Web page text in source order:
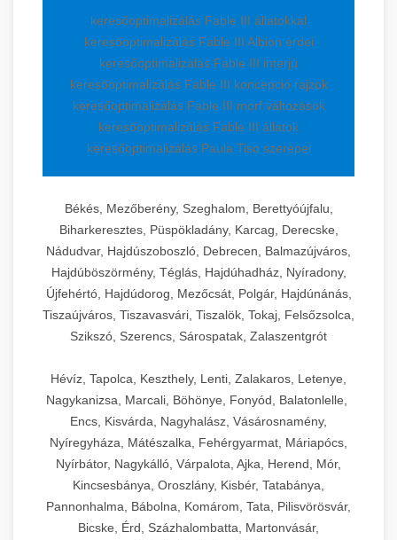
keresőoptimalizálás Fable III állatokkal
keresőoptimalizálás Fable III Albion erdei
keresőoptimalizálás Fable III interjú
keresőoptimalizálás Fable III koncepció rajzok
keresőoptimalizálás Fable III morf változások
keresőoptimalizálás Fable III állatok
keresőoptimalizálás Paula Tiso szerepei
Békés, Mezőberény, Szeghalom, Berettyóújfalu,
Biharkeresztes, Püspökladány, Karcag, Derecske,
Nádudvar, Hajdúszoboszló, Debrecen, Balmazújváros,
Hajdúböszörmény, Téglás, Hajdúhadház, Nyíradony,
Újfehértó, Hajdúdorog, Mezőcsát, Polgár, Hajdúnánás,
Tiszaújváros, Tiszavasvári, Tiszalök, Tokaj, Felsőzsolca,
Szikszó, Szerencs, Sárospatak, Zalaszentgrót
Hévíz, Tapolca, Keszthely, Lenti, Zalakaros, Letenye,
Nagykanizsa, Marcali, Böhönye, Fonyód, Balatonlelle,
Encs, Kisvárda, Nagyhalász, Vásárosnamény,
Nyíregyháza, Mátészalka, Fehérgyarmat, Máriapócs,
Nyírbátor, Nagykálló, Várpalota, Ajka, Herend, Mór,
Kincsesbánya, Oroszlány, Kisbér, Tatabánya,
Pannonhalma, Bábolna, Komárom, Tata, Pilisvörösvár,
Bicske, Érd, Százhalombatta, Martonvásár,